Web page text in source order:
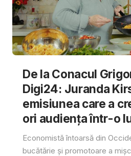
De la Conacul
Digi24: Juranda
emisiunea care a
ori audiența într-o
Economistă întoarsă din
bucătărie și promotoare a